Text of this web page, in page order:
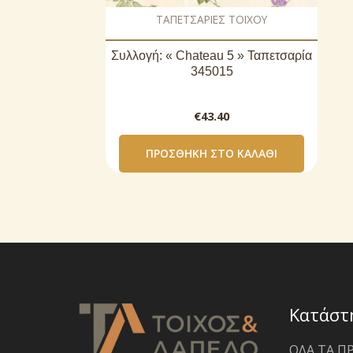
ΤΑΠΕΤΣΑΡΙΕΣ ΤΟΙΧΟΥ
Συλλογή: « Chateau 5 » Ταπετσαρία
345015
€43.40
ΠΡΟΣΘΉΚΗ ΣΤΟ ΚΑΛΆΘΙ
ΟΛΑ ΤΑ